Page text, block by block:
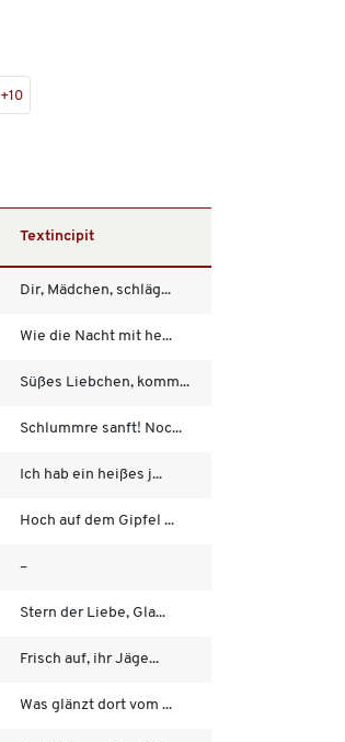
+10
Textincipit
Dir, Mädchen, schläg...
Wie die Nacht mit he...
Süßes Liebchen, komm...
Schlummre sanft! Noc...
Ich hab ein heißes j...
Hoch auf dem Gipfel ...
–
Stern der Liebe, Gla...
Frisch auf, ihr Jäge...
Was glänzt dort vom ...